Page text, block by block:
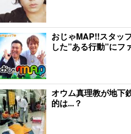
おじゃMAP!!スタッ
した”ある行動”にフ
オウム真理教が地下
的は...？